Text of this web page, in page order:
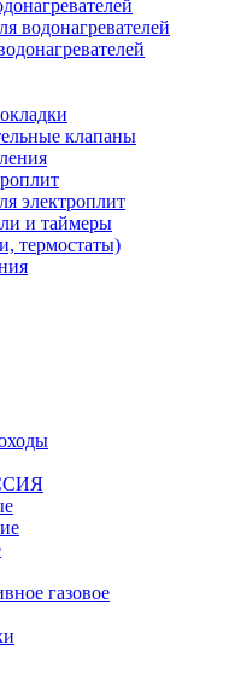
водонагревателей
клапаны
электроплит
и таймеры
термостаты)
газовое